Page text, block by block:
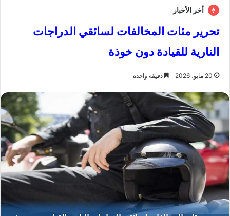
أخر الأخبار
تحرير مئات المخالفات لسائقي الدراجات
النارية للقيادة دون خوذة
20 مايو، 2026 دقيقة واحدة